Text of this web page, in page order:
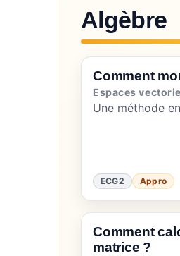
Algèbre
Comment
Espaces
Une méthode
ECG2 Appro
Comment
matrice ?